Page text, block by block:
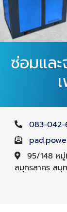
ซ่อมแล
083-042-
95/148 หมู่
สมุทรสาคร สมุ